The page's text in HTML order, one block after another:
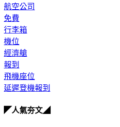
航空公司
免費
行李箱
機位
經濟艙
報到
飛機座位
延遲登機報到
◤人氣夯文◢